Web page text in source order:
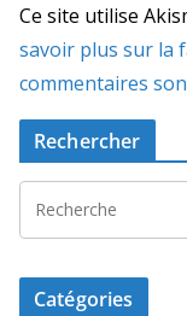
Ce site utilise
savoir plus sur la
commentaires
Rechercher
Catégories